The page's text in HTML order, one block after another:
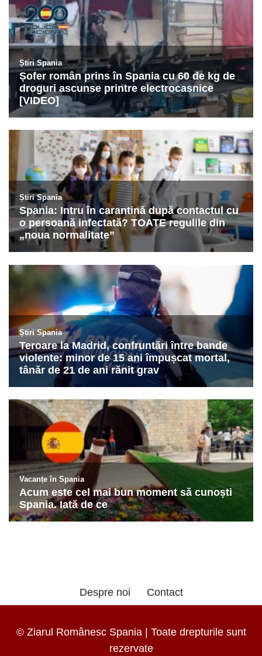
Despre noi Contact
© Ziarul Românesc Spania | Toate drepturile sunt
rezervate